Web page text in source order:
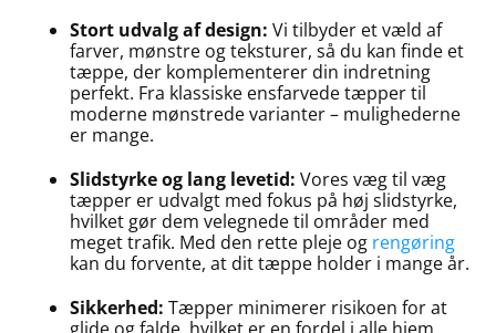
Stort udvalg af design: Vi tilbyder et væld af
farver, mønstre og teksturer, så du kan finde et
tæppe, der komplementerer din indretning
perfekt. Fra klassiske ensfarvede tæpper til
moderne mønstrede varianter – mulighederne
er mange.
Slidstyrke og lang levetid: Vores væg til væg
tæpper er udvalgt med fokus på høj slidstyrke,
hvilket gør dem velegnede til områder med
meget trafik. Med den rette pleje og rengøring
kan du forvente, at dit tæppe holder i mange år.
Sikkerhed: Tæpper minimerer risikoen for at
glide og falde, hvilket er en fordel i alle hjem,